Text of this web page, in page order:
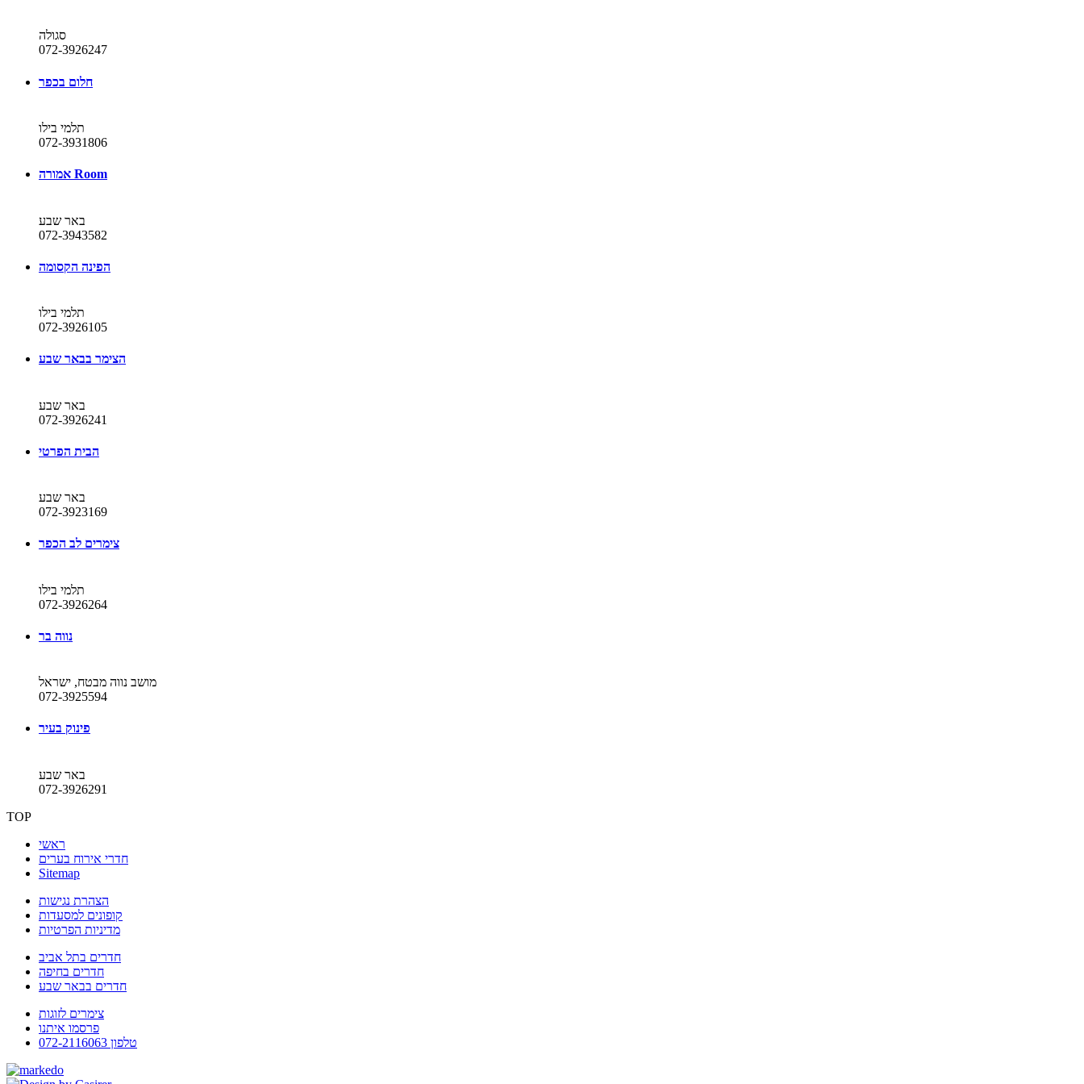
סגולה
072-3926247
חלום בכפר
תלמי בילו
072-3931806
אמורה Room
באר שבע
072-3943582
הפינה הקסומה
תלמי בילו
072-3926105
הצימר בבאר שבע
באר שבע
072-3926241
הבית הפרטי
באר שבע
072-3923169
צימרים לב הכפר
תלמי בילו
072-3926264
נווה בר
מושב נווה מבטח, ישראל
072-3925594
פינוק בעיר
באר שבע
072-3926291
TOP
ראשי
חדרי אירוח בערים
Sitemap
הצהרת נגישות
קופונים למסעדות
מדיניות הפרטיות
חדרים בתל אביב
חדרים בחיפה
חדרים בבאר שבע
צימרים לזוגות
פרסמו איתנו
טלפון 072-2116063